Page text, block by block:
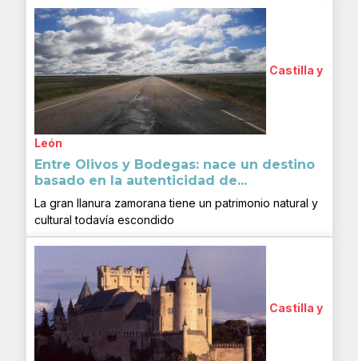
Castilla y
León
Entre Olivos y Bodegas: nace un destino
basado en la autenticidad de...
La gran llanura zamorana tiene un patrimonio natural y
cultural todavía escondido
Castilla y